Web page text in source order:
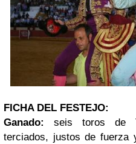
FICHA DEL FESTEJO:
Ganado: seis toros de
terciados, justos de fuerza